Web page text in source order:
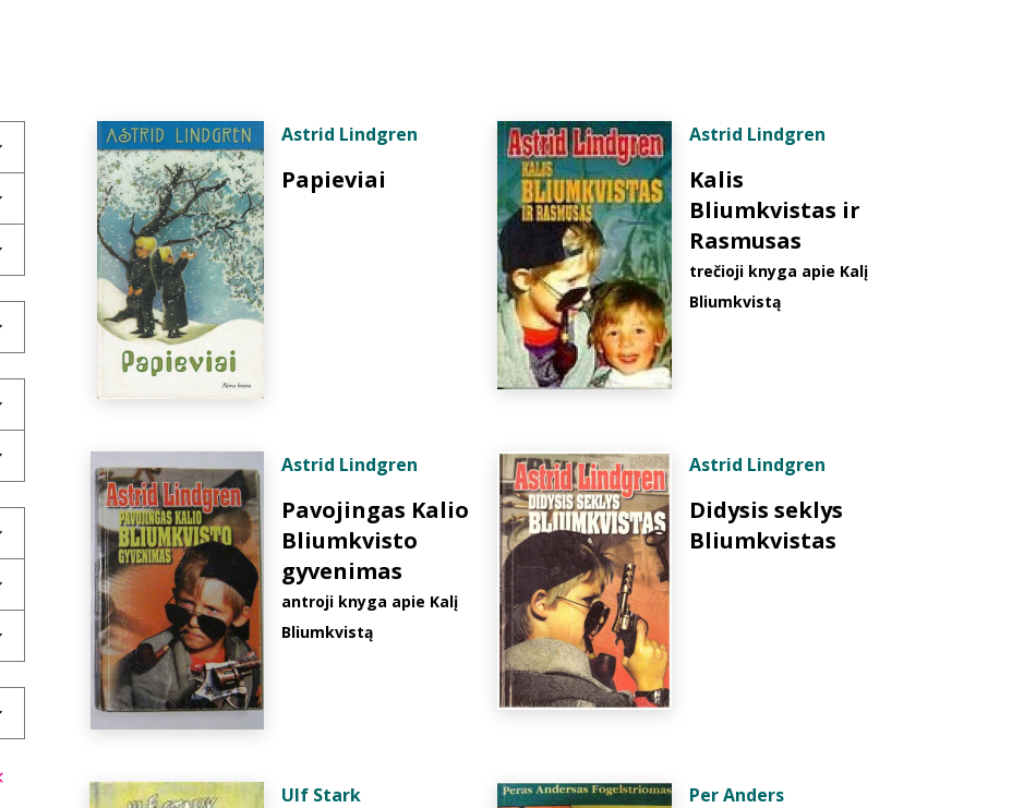
Astrid Lindgren
Papieviai
Astrid Lindgren
Kalis
Bliumkvistas ir
Rasmusas
trečioji knyga apie Kalį
Bliumkvistą
Astrid Lindgren
Pavojingas Kalio
Bliumkvisto
gyvenimas
antroji knyga apie Kalį
Bliumkvistą
Astrid Lindgren
Didysis seklys
Bliumkvistas
Ulf Stark
Per Anders